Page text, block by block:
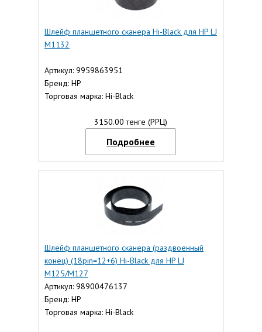
Шлейф планшетного сканера Hi-Black для HP LJ
M1132
Артикул: 9959863951
Бренд: HP
Торговая марка: Hi-Black
3150.00 тенге (РРЦ)
Подробнее
Шлейф планшетного сканера (раздвоенный
конец) (18pin=12+6) Hi-Black для HP LJ
M125/M127
Артикул: 98900476137
Бренд: HP
Торговая марка: Hi-Black